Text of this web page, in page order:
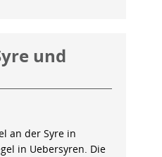
und
an der Syre in
in Uebersyren. Die